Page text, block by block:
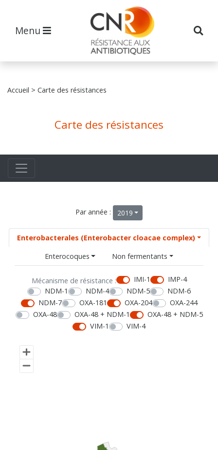
Menu
Accueil > Carte des résistances
Carte des résistances
Par année : 2019
Enterobacterales (Enterobacter cloacae complex)
Enterocoques
Non fermentants
Mécanisme de résistance : IMI-1
IMP-4
NDM-1
NDM-4 NDM-5
NDM-6
NDM-7
OXA-181 OXA-204
OXA-244
OXA-48
OXA-48 + NDM-1
OXA-48 + NDM-5
VIM-1
VIM-4